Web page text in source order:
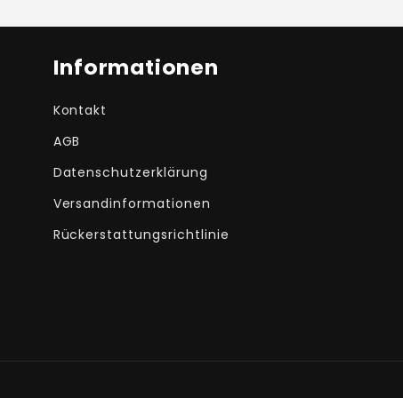
Informationen
Kontakt
AGB
Datenschutzerklärung
Versandinformationen
Rückerstattungsrichtlinie